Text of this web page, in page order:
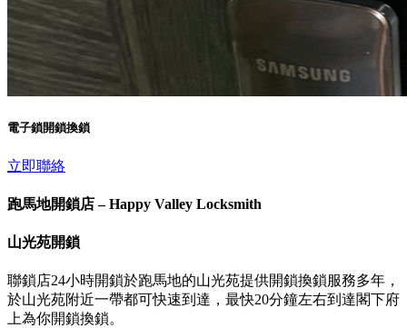
電子鎖開鎖換鎖
立即聯絡
跑馬地開鎖店 – Happy Valley Locksmith
山光苑開鎖
聯鎖店24小時開鎖於跑馬地的山光苑提供開鎖換鎖服務多年，
於山光苑附近一帶都可快速到達，最快20分鐘左右到達閣下府
上為你開鎖換鎖。